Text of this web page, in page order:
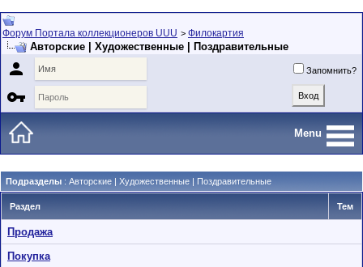
Форум Портала коллекционеров UUU > Филокартия
Авторские | Художественные | Поздравительные
 Запомнить?

Menu
Подразделы : Авторские | Художественные | Поздравительные
Раздел Тем
Продажа
Покупка